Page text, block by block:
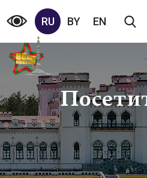
RU BY EN